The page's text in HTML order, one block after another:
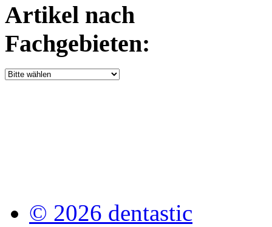
Artikel nach
Fachgebieten:
© 2026 dentastic